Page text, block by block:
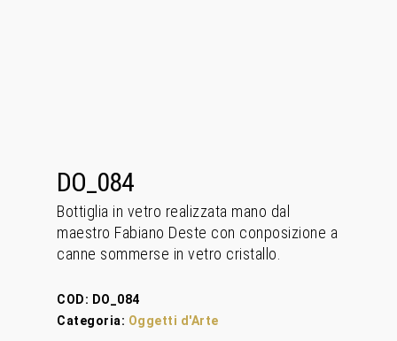
DO_084
Bottiglia in vetro realizzata mano dal
maestro Fabiano Deste con conposizione a
canne sommerse in vetro cristallo.
COD: DO_084
Categoria: Oggetti d'Arte